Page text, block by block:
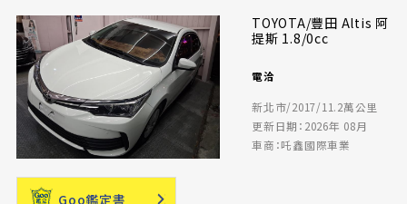
TOYOTA/豐田 Altis 阿
提斯 1.8/0cc
電洽
新北市/2017/11.2萬公里
更新日期：2026年 08月
車商：吒鑫國際車業
Goo鑑定書